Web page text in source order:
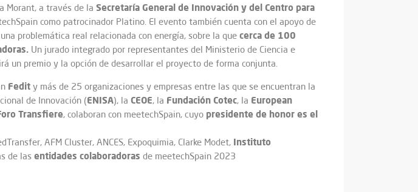
Morant, a través de la Secretaría General de Innovación y del Centro para
como patrocinador Platino. El evento también cuenta con el apoyo de
problemática real relacionada con energía, sobre la que cerca de 100
Un jurado integrado por representantes del Ministerio de Ciencia e
un premio y la opción de desarrollar el proyecto de forma conjunta.
Fedit y más de 25 organizaciones y empresas entre las que se encuentran la
de Innovación (ENISA), la CEOE, la Fundación Cotec, la European
Transfiere, colaboran con meetechSpain, cuyo presidente de honor es el
AFM Cluster, ANCES, Expoquimia, Clarke Modet, Instituto
de las entidades colaboradoras de meetechSpain 2023